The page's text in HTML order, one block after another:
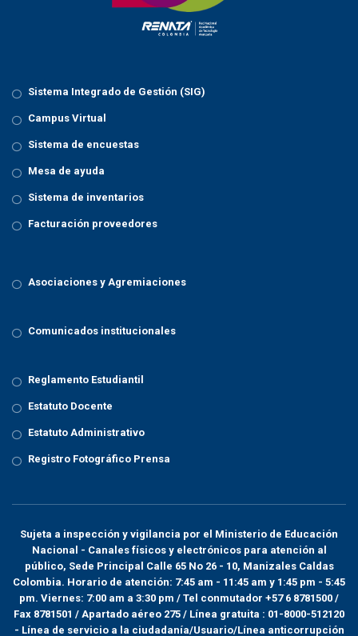
Sistema Integrado de Gestión (SIG)
Campus Virtual
Sistema de encuestas
Mesa de ayuda
Sistema de inventarios
Facturación proveedores
Asociaciones y Agremiaciones
Comunicados institucionales
Reglamento Estudiantil
Estatuto Docente
Estatuto Administrativo
Registro Fotográfico Prensa
Sujeta a inspección y vigilancia por el Ministerio de Educación
Nacional - Canales físicos y electrónicos para atención al
público, Sede Principal Calle 65 No 26 - 10, Manizales Caldas
Colombia. Horario de atención: 7:45 am - 11:45 am y 1:45 pm - 5:45
pm. Viernes: 7:00 am a 3:30 pm / Tel conmutador +57 6 8781500 /
Fax 8781501 / Apartado aéreo 275 / Línea gratuita : 01-8000-512120
- Línea de servicio a la ciudadanía/Usuario/Línea anticorrupción